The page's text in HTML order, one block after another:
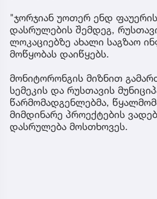
"ჯორჯიან უოთერ ენდ
დასრულების შემდეგ,
ლოკაციებზე ახალი საგზაო
მოწყობას დაიწყებს.
მონიტორონგის მიზნით
სემეკის და რუსთავის
წარმომადგენლებმა,
მიმდინარე პროექტების
დასრულება მოსთხოვეს.